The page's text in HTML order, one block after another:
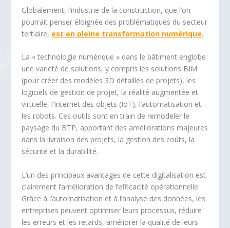
Globalement, l’industrie de la construction, que l’on
pourrait penser éloignée des problématiques du secteur
tertiaire, est en pleine transformation numérique.
La « technologie numérique » dans le bâtiment englobe
une variété de solutions, y compris les solutions BIM
(pour créer des modèles 3D détaillés de projets), les
logiciels de gestion de projet, la réalité augmentée et
virtuelle, l’Internet des objets (IoT), l’automatisation et
les robots. Ces outils sont en train de remodeler le
paysage du BTP, apportant des améliorations majeures
dans la livraison des projets, la gestion des coûts, la
sécurité et la durabilité.
L’un des principaux avantages de cette digitalisation est
clairement l’amélioration de l’efficacité opérationnelle.
Grâce à l’automatisation et à l’analyse des données, les
entreprises peuvent optimiser leurs processus, réduire
les erreurs et les retards, améliorer la qualité de leurs